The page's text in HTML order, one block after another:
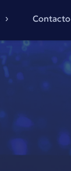
Contacto